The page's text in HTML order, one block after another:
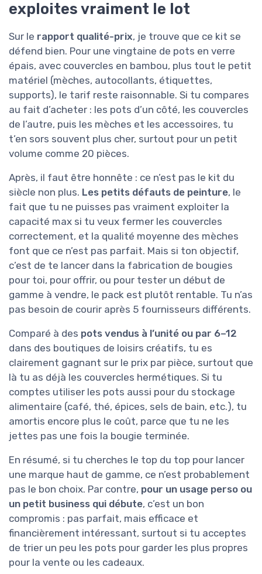
exploites vraiment le lot
Sur le rapport qualité-prix, je trouve que ce kit se
défend bien. Pour une vingtaine de pots en verre
épais, avec couvercles en bambou, plus tout le petit
matériel (mèches, autocollants, étiquettes,
supports), le tarif reste raisonnable. Si tu compares
au fait d’acheter : les pots d’un côté, les couvercles
de l’autre, puis les mèches et les accessoires, tu
t’en sors souvent plus cher, surtout pour un petit
volume comme 20 pièces.
Après, il faut être honnête : ce n’est pas le kit du
siècle non plus. Les petits défauts de peinture, le
fait que tu ne puisses pas vraiment exploiter la
capacité max si tu veux fermer les couvercles
correctement, et la qualité moyenne des mèches
font que ce n’est pas parfait. Mais si ton objectif,
c’est de te lancer dans la fabrication de bougies
pour toi, pour offrir, ou pour tester un début de
gamme à vendre, le pack est plutôt rentable. Tu n’as
pas besoin de courir après 5 fournisseurs différents.
Comparé à des pots vendus à l’unité ou par 6–12
dans des boutiques de loisirs créatifs, tu es
clairement gagnant sur le prix par pièce, surtout que
là tu as déjà les couvercles hermétiques. Si tu
comptes utiliser les pots aussi pour du stockage
alimentaire (café, thé, épices, sels de bain, etc.), tu
amortis encore plus le coût, parce que tu ne les
jettes pas une fois la bougie terminée.
En résumé, si tu cherches le top du top pour lancer
une marque haut de gamme, ce n’est probablement
pas le bon choix. Par contre, pour un usage perso ou
un petit business qui débute, c’est un bon
compromis : pas parfait, mais efficace et
financièrement intéressant, surtout si tu acceptes
de trier un peu les pots pour garder les plus propres
pour la vente ou les cadeaux.